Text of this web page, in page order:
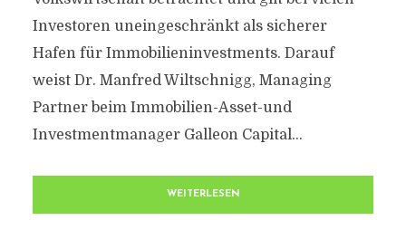
Investoren uneingeschränkt als sicherer
Hafen für Immobilieninvestments. Darauf
weist Dr. Manfred Wiltschnigg, Managing
Partner beim Immobilien-Asset-und
Investmentmanager Galleon Capital...
WEITERLESEN